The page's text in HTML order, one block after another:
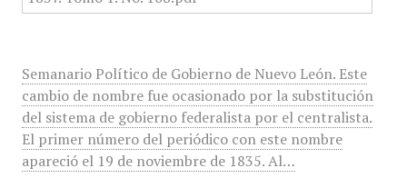
Semanario Político de Gobierno de Nuevo León. Este
cambio de nombre fue ocasionado por la substitución
del sistema de gobierno federalista por el centralista.
El primer número del periódico con este nombre
apareció el 19 de noviembre de 1835. Al…